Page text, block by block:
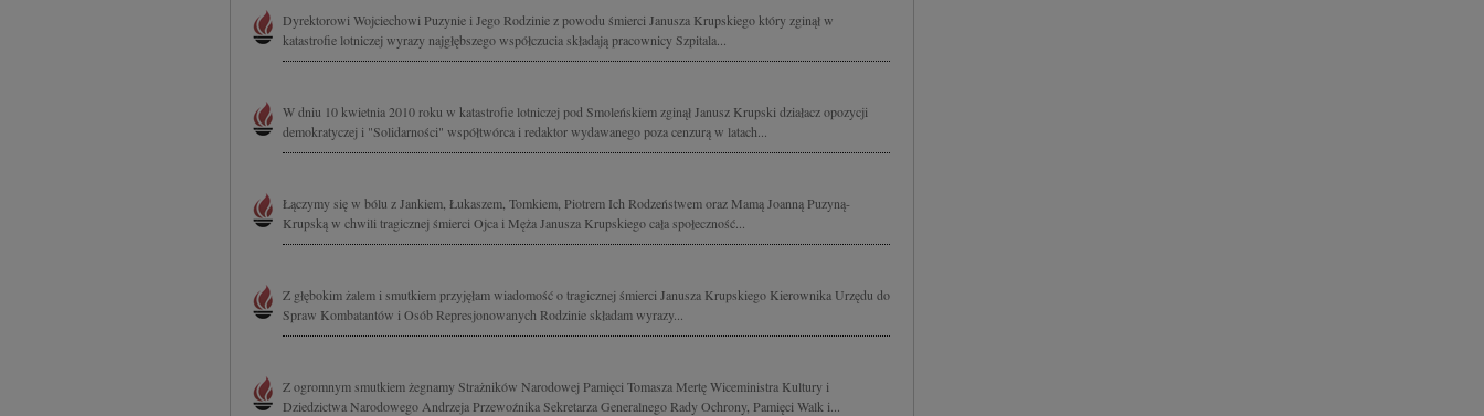
Dyrektorowi Wojciechowi Puzynie i Jego Rodzinie z powodu śmierci Janusza Krupskiego który zginął w
katastrofie lotniczej wyrazy najgłębszego współczucia składają pracownicy Szpitala...
W dniu 10 kwietnia 2010 roku w katastrofie lotniczej pod Smoleńskiem zginął Janusz Krupski działacz opozycji
demokratyczej i "Solidarności" współtwórca i redaktor wydawanego poza cenzurą w latach...
Łączymy się w bólu z Jankiem, Łukaszem, Tomkiem, Piotrem Ich Rodzeństwem oraz Mamą Joanną Puzyną-
Krupską w chwili tragicznej śmierci Ojca i Męża Janusza Krupskiego cała społeczność...
Z głębokim żalem i smutkiem przyjęłam wiadomość o tragicznej śmierci Janusza Krupskiego Kierownika Urzędu do
Spraw Kombatantów i Osób Represjonowanych Rodzinie składam wyrazy...
Z ogromnym smutkiem żegnamy Strażników Narodowej Pamięci Tomasza Mertę Wiceministra Kultury i
Dziedzictwa Narodowego Andrzeja Przewoźnika Sekretarza Generalnego Rady Ochrony, Pamięci Walk i...